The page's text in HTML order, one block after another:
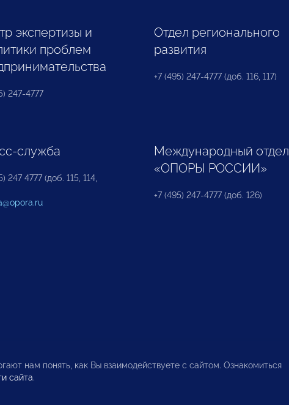
экспертизы и
проблем
247-4777
Отдел регионального
развития
+7 (495) 247-4777 (доб. 116, 117)
служба
247 4777 (доб. 115, 114,
Международный отдел
«ОПОРЫ РОССИИ»
+7 (495) 247-4777 (доб. 126)
нам понять, как Вы взаимодействуете с сайтом. Ознакомиться
сайта.